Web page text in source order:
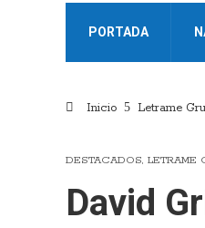
PORTADA
Inicio Letrame
DESTACADOS, LETRAME
David